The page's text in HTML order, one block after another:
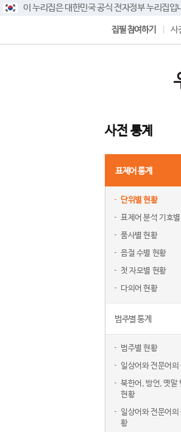
이 누리집은 대한민국 공식 전자정부 누리집입
집필 참여하기 사
사전 통계
표제어 통계
단위별 현황
표제어 분석 기호
품사별 현황
음절 수별 현황
첫 자모별 현황
다의어 현황
범주별 통계
범주별 현황
일상어와 전문어의
북한어, 방언, 옛말
현황
일상어와 전문어의
황